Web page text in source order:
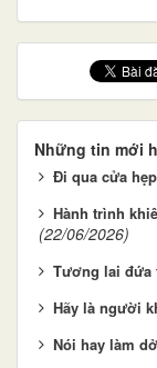
Những tin mới
Đi qua cửa
Hành trình
(22/06/2026)
Tương lai đứa
Hãy là người
Nói hay làm dở